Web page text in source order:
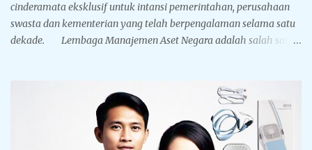
cinderamata eksklusif untuk intansi pemerintahan, perusahaan
swasta dan kementerian yang telah berpengalaman selama satu
dekade. Lembaga Manajemen Aset Negara adalah salah satu
souvenir. Dibawah ini adalah foto-foto dari cinderamata
eksklusif yang pernah dikerjakan oleh Tegarcrafts. Silahkan
nikmati aneka gambar dibawah, yang mana mungkin berguna
sebagai referensi Anda sebelum Anda memesan souvenir kepada